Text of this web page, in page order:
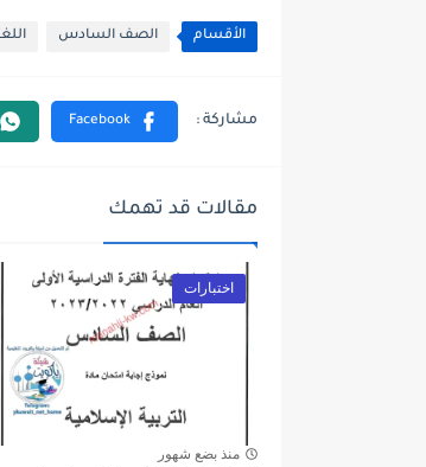
الأقسام الصف السادس
مقالات قد تهمك
اختبارات
منذ بضع شهور